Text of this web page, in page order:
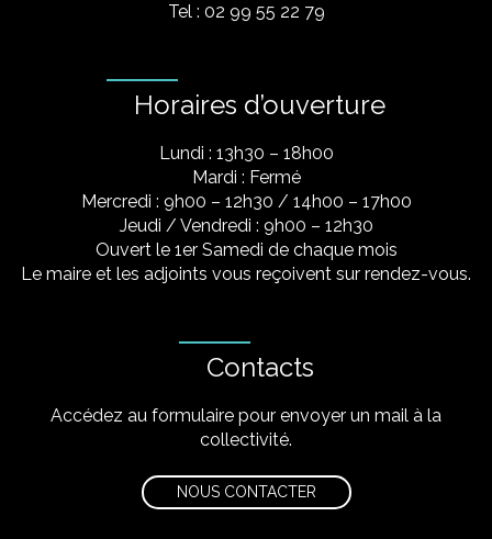
Tel : 02 99 55 22 79
Horaires d’ouverture
Lundi : 13h30 – 18h00
Mardi : Fermé
Mercredi : 9h00 – 12h30 / 14h00 – 17h00
Jeudi / Vendredi : 9h00 – 12h30
Ouvert le 1er Samedi de chaque mois
Le maire et les adjoints vous reçoivent sur rendez-vous.
Contacts
Accédez au formulaire pour envoyer un mail à la
collectivité.
NOUS CONTACTER